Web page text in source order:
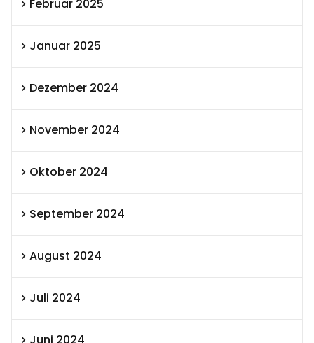
Februar 2025
Januar 2025
Dezember 2024
November 2024
Oktober 2024
September 2024
August 2024
Juli 2024